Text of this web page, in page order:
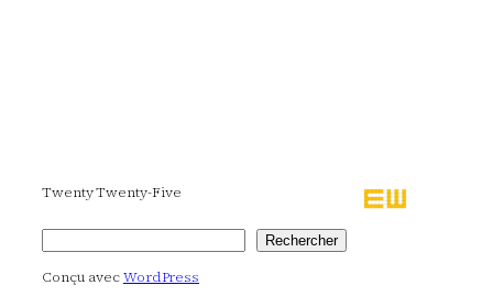
Twenty Twenty-Five
Rechercher
Conçu avecWordPress